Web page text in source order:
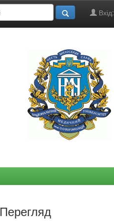
Вхід:
Перегляд